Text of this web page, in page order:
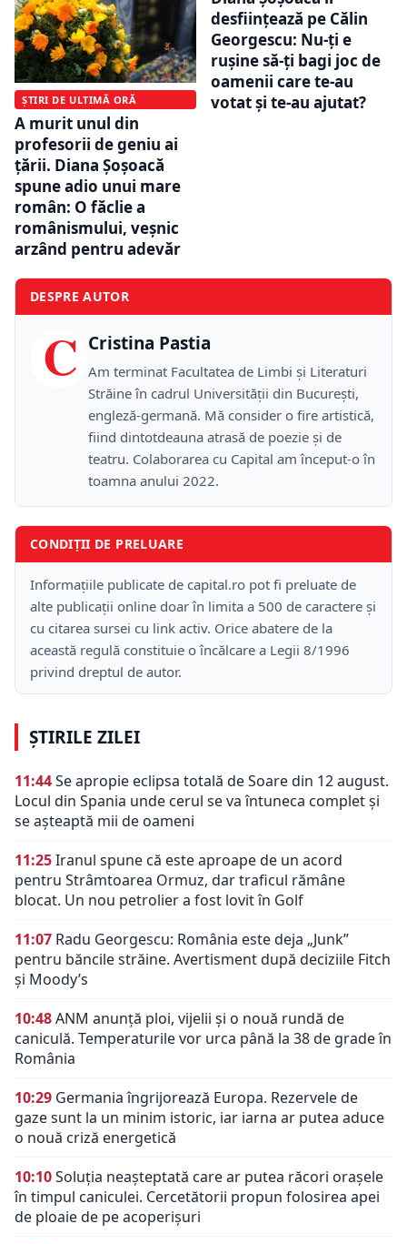
ȘTIRI DE ULTIMĂ ORĂ
A murit unul din
profesorii de geniu ai
țării. Diana Șoșoacă
spune adio unui mare
român: O făclie a
românismului, veșnic
arzând pentru adevăr
desființează pe Călin
Georgescu: Nu-ți e
rușine să-ți bagi joc de
oamenii care te-au
votat și te-au ajutat?
DESPRE AUTOR
C Cristina Pastia
Am terminat Facultatea de Limbi și Literaturi
Străine în cadrul Universității din București,
engleză-germană. Mă consider o fire artistică,
fiind dintotdeauna atrasă de poezie și de
teatru. Colaborarea cu Capital am început-o în
toamna anului 2022.
CONDIȚII DE PRELUARE
Informațiile publicate de capital.ro pot fi preluate de
alte publicații online doar în limita a 500 de caractere și
cu citarea sursei cu link activ. Orice abatere de la
această regulă constituie o încălcare a Legii 8/1996
privind dreptul de autor.
ȘTIRILE ZILEI
11:44Se apropie eclipsa totală de Soare din 12 august.
Locul din Spania unde cerul se va întuneca complet și
se așteaptă mii de oameni
11:25Iranul spune că este aproape de un acord
pentru Strâmtoarea Ormuz, dar traficul rămâne
blocat. Un nou petrolier a fost lovit în Golf
11:07 Radu Georgescu: România este deja „Junk”
pentru băncile străine. Avertisment după deciziile Fitch
și Moody’s
10:48ANM anunță ploi, vijelii și o nouă rundă de
caniculă. Temperaturile vor urca până la 38 de grade în
România
10:29 Germania îngrijorează Europa. Rezervele de
gaze sunt la un minim istoric, iar iarna ar putea aduce
o nouă criză energetică
10:10Soluția neașteptată care ar putea răcori orașele
în timpul caniculei. Cercetătorii propun folosirea apei
de ploaie de pe acoperișuri